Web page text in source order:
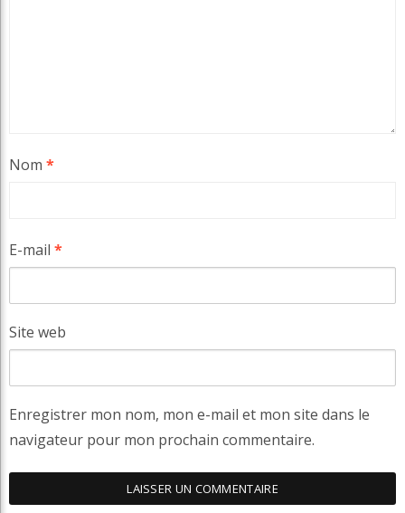
Nom *
E-mail *
Site web
Enregistrer mon nom, mon e-mail et mon site dans le
navigateur pour mon prochain commentaire.